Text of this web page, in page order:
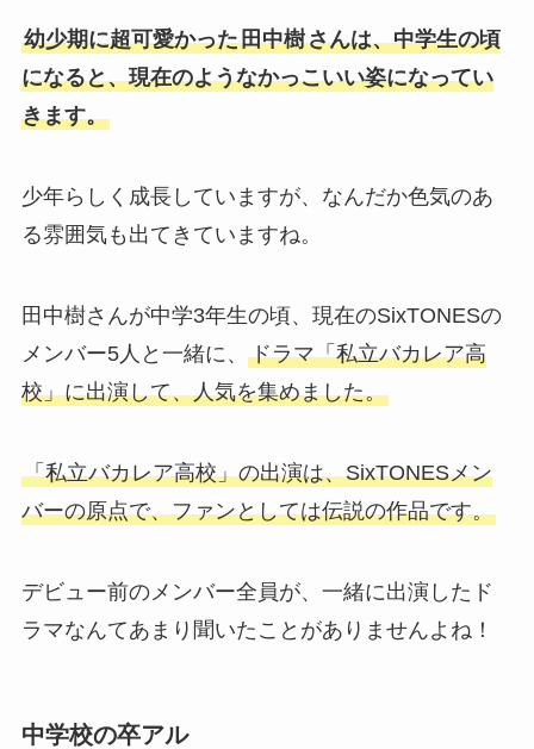
幼少期に超可愛かった田中樹さんは、中学生の頃
になると、現在のようなかっこいい姿になってい
きます。
少年らしく成長していますが、なんだか色気のあ
る雰囲気も出てきていますね。
田中樹さんが中学3年生の頃、現在のSixTONESの
メンバー5人と一緒に、 ドラマ「私立バカレア高
校」に出演して、人気を集めました。
「私立バカレア高校」の出演は、SixTONESメン
バーの原点で、ファンとしては伝説の作品です。
デビュー前のメンバー全員が、一緒に出演したド
ラマなんてあまり聞いたことがありませんよね！
中学校の卒アル